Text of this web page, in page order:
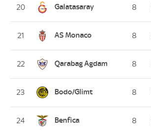
20 Galatasaray 8
21 AS Monaco 8
22 Qarabag Agdam 8
23 Bodo/Glimt 8
24 Benfica 8